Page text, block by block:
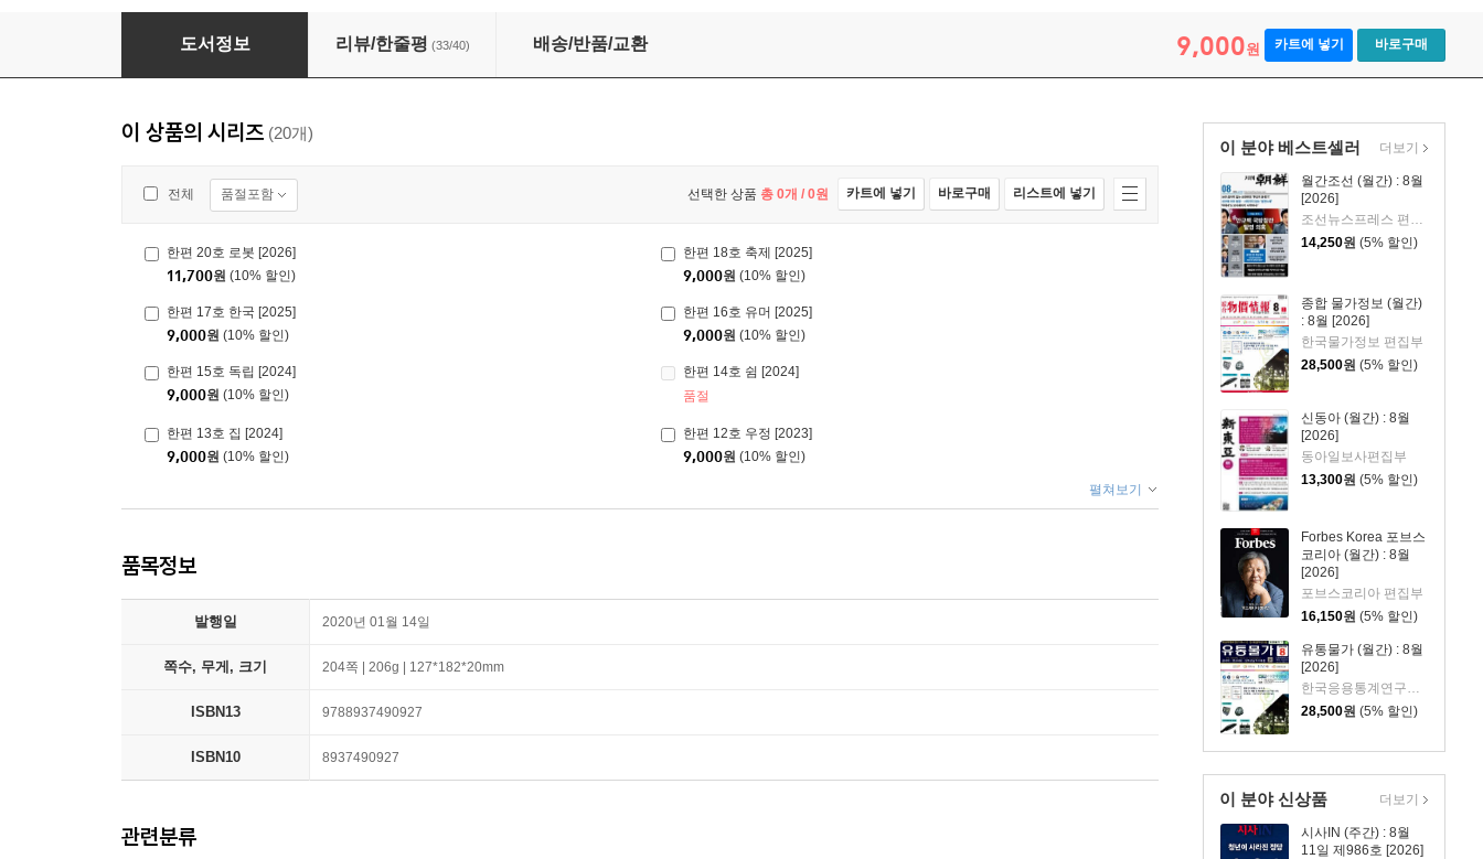
한편 1호 세대 [2020]
도서정보 리뷰/한줄평 (33/40) 배송/반품/교환 9,000원 카트에 넣기 바로구매
이 분야 베스트셀러
월간조선 (월간) : 8월
[2026]
조선뉴스프레스 편집부
14,250원 (5% 할인)
종합 물가정보 (월간)
: 8월 [2026]
한국물가정보 편집부
28,500원 (5% 할인)
신동아 (월간) : 8월
[2026]
동아일보사편집부
13,300원 (5% 할인)
Forbes Korea 포브스
코리아 (월간) : 8월
[2026]
포브스코리아 편집부
16,150원 (5% 할인)
유통물가 (월간) : 8월
[2026]
한국응용통계연구원 편집부
28,500원 (5% 할인)
더보기
이 분야 신상품
시사IN (주간) : 8월
11일 제986호 [2026]
더보기
이 상품의 시리즈 (20개)
전체 품절포함 선택한 상품 총 0개 / 0원 카트에 넣기 바로구매 리스트에 넣기
한편 20호 로봇 [2026]
11,700원 (10% 할인)
한편 18호 축제 [2025]
9,000원 (10% 할인)
한편 17호 한국 [2025]
9,000원 (10% 할인)
한편 16호 유머 [2025]
9,000원 (10% 할인)
한편 15호 독립 [2024]
9,000원 (10% 할인)
한편 14호 쉼 [2024]
품절
한편 13호 집 [2024]
9,000원 (10% 할인)
한편 12호 우정 [2023]
9,000원 (10% 할인)
펼쳐보기
품목정보
발행일 2020년 01월 14일
쪽수, 무게, 크기 204쪽 | 206g | 127*182*20mm
ISBN13 9788937490927
ISBN10 8937490927
관련분류